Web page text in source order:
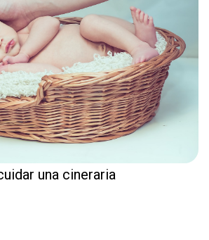
una cineraria